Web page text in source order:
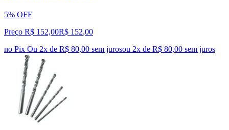
5% OFF
Preço R$ 152,00R$ 152,00
no Pix Ou 2x de R$ 80,00 sem jurosou 2x de R$ 80,00 sem juros